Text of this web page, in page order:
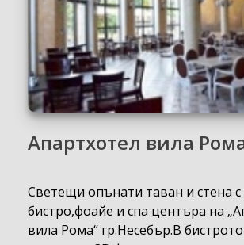
Апартхотел вила
Светещи опънати таван и стена
бистро,фоайе и спа центъра на
вила Рома“ гр.Несебър.В